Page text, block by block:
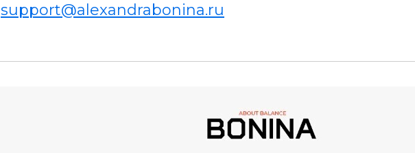
support@alexandrabonina.ru